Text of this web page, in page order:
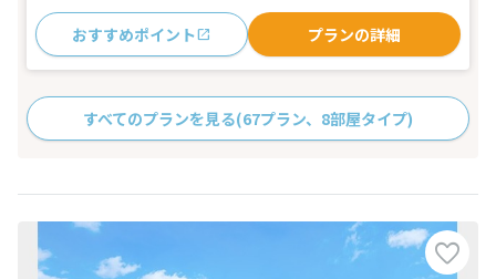
おすすめポイント プランの詳細
すべてのプランを見る(67プラン、8部屋タイプ)